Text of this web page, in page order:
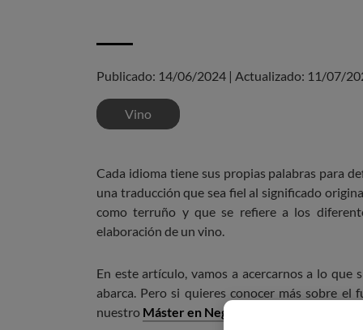
Publicado: 14/06/2024 | Actualizado: 11/07/
Vino
Cada idioma tiene sus propias palabras para
una traducción que sea fiel al significado
como terruño y que se refiere a los
elaboración de un vino.
En este artículo, vamos a acercarnos a lo
abarca. Pero si quieres conocer más sobre el
nuestro Máster en Negocio del Vino y Gestión